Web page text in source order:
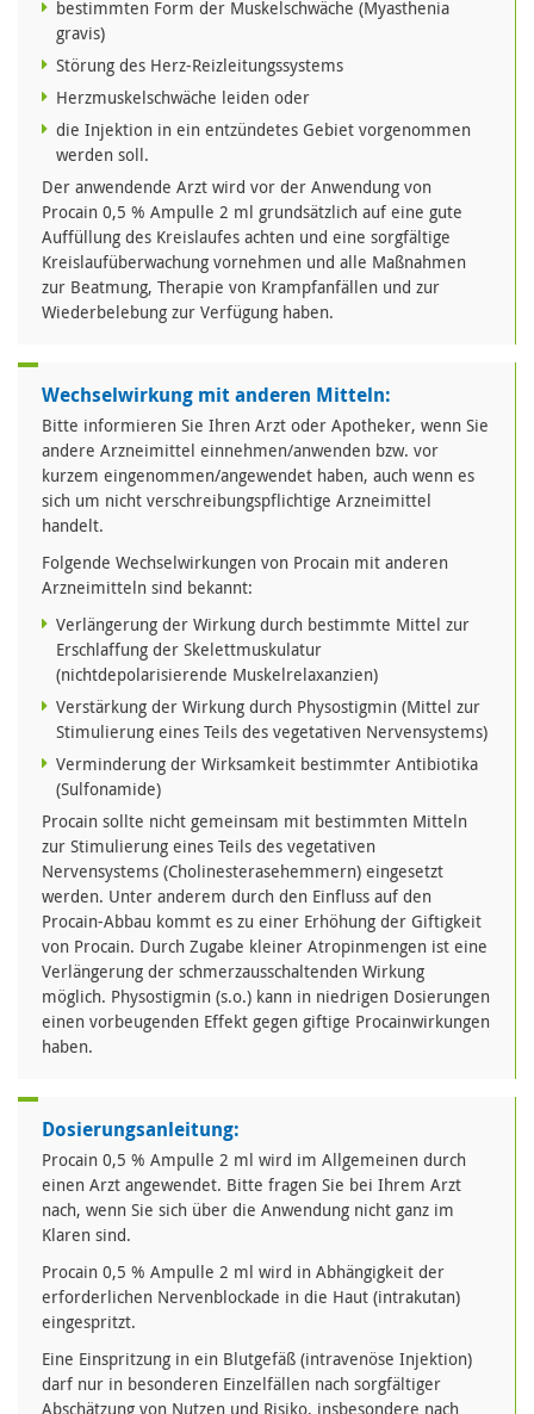
bestimmten Form der Muskelschwäche (Myasthenia
gravis)
Störung des Herz-Reizleitungssystems
Herzmuskelschwäche leiden oder
die Injektion in ein entzündetes Gebiet vorgenommen
werden soll.
Der anwendende Arzt wird vor der Anwendung von
Procain 0,5 % Ampulle 2 ml grundsätzlich auf eine gute
Auffüllung des Kreislaufes achten und eine sorgfältige
Kreislaufüberwachung vornehmen und alle Maßnahmen
zur Beatmung, Therapie von Krampfanfällen und zur
Wiederbelebung zur Verfügung haben.
Wechselwirkung mit anderen Mitteln:
Bitte informieren Sie Ihren Arzt oder Apotheker, wenn Sie
andere Arzneimittel einnehmen/anwenden bzw. vor
kurzem eingenommen/angewendet haben, auch wenn es
sich um nicht verschreibungspflichtige Arzneimittel
handelt.
Folgende Wechselwirkungen von Procain mit anderen
Arzneimitteln sind bekannt:
Verlängerung der Wirkung durch bestimmte Mittel zur
Erschlaffung der Skelettmuskulatur
(nichtdepolarisierende Muskelrelaxanzien)
Verstärkung der Wirkung durch Physostigmin (Mittel zur
Stimulierung eines Teils des vegetativen Nervensystems)
Verminderung der Wirksamkeit bestimmter Antibiotika
(Sulfonamide)
Procain sollte nicht gemeinsam mit bestimmten Mitteln
zur Stimulierung eines Teils des vegetativen
Nervensystems (Cholinesterasehemmern) eingesetzt
werden. Unter anderem durch den Einfluss auf den
Procain-Abbau kommt es zu einer Erhöhung der Giftigkeit
von Procain. Durch Zugabe kleiner Atropinmengen ist eine
Verlängerung der schmerzausschaltenden Wirkung
möglich. Physostigmin (s.o.) kann in niedrigen Dosierungen
einen vorbeugenden Effekt gegen giftige Procainwirkungen
haben.
Dosierungsanleitung:
Procain 0,5 % Ampulle 2 ml wird im Allgemeinen durch
einen Arzt angewendet. Bitte fragen Sie bei Ihrem Arzt
nach, wenn Sie sich über die Anwendung nicht ganz im
Klaren sind.
Procain 0,5 % Ampulle 2 ml wird in Abhängigkeit der
erforderlichen Nervenblockade in die Haut (intrakutan)
eingespritzt.
Eine Einspritzung in ein Blutgefäß (intravenöse Injektion)
darf nur in besonderen Einzelfällen nach sorgfältiger
Abschätzung von Nutzen und Risiko, insbesondere nach